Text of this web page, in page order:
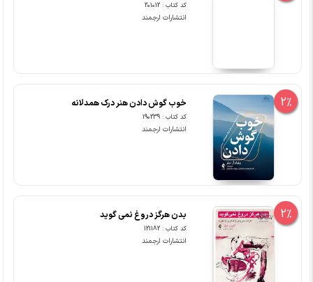
کد کتاب : 201012
انتشارات ارجمند
2% خوب گوش دادن هنر درک همدلانه
کد کتاب : 190239
انتشارات ارجمند
2% بدن هرگز دروغ نمی گوید
کد کتاب : 121182
انتشارات ارجمند